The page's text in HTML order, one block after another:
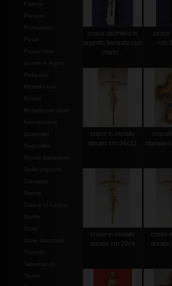
Patene
Pianete
Portaviatici
Piviali
Portachiavi
quadri in legno
Reliquiari
Ricambi vari
Rosari
Rosario per abito
francescano
Scapolari
Segnalibri
Servizi Battesimo
Spille argento
Stampati
Statue
Statue in Legno
Stoffe
Stole
Stole diaconali
Tabernacoli
croce distintivo in
argento lavorato con
cristo...
croce
croce in metallo
dorato cm.24x12
stampa
croce in metallo
dorata cm.20x9
croce
dorata